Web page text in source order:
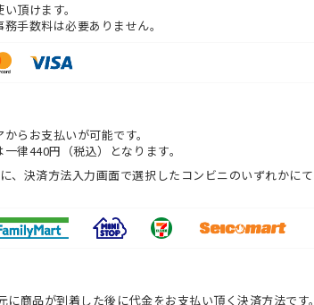
頂けます。
手数料は必要ありません。
らお支払いが可能です。
律440円（税込）となります。
、決済方法入力画面で選択したコンビニのいずれかにて
商品が到着した後に代金をお支払い頂く決済方法です。